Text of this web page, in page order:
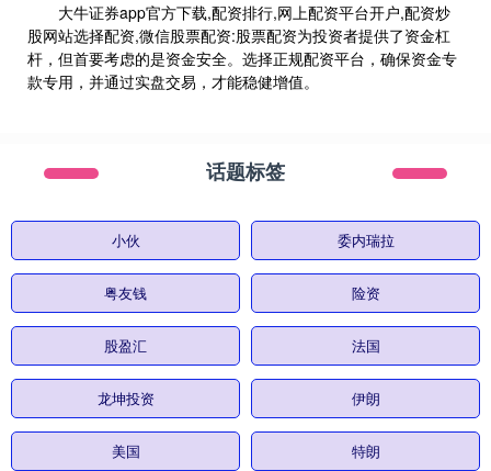
大牛证券app官方下载,配资排行,网上配资平台开户,配资炒
股网站选择配资,微信股票配资:股票配资为投资者提供了资金杠
杆，但首要考虑的是资金安全。选择正规配资平台，确保资金专
款专用，并通过实盘交易，才能稳健增值。
话题标签
小伙 委内瑞拉
粤友钱 险资
股盈汇 法国
龙坤投资 伊朗
美国 特朗